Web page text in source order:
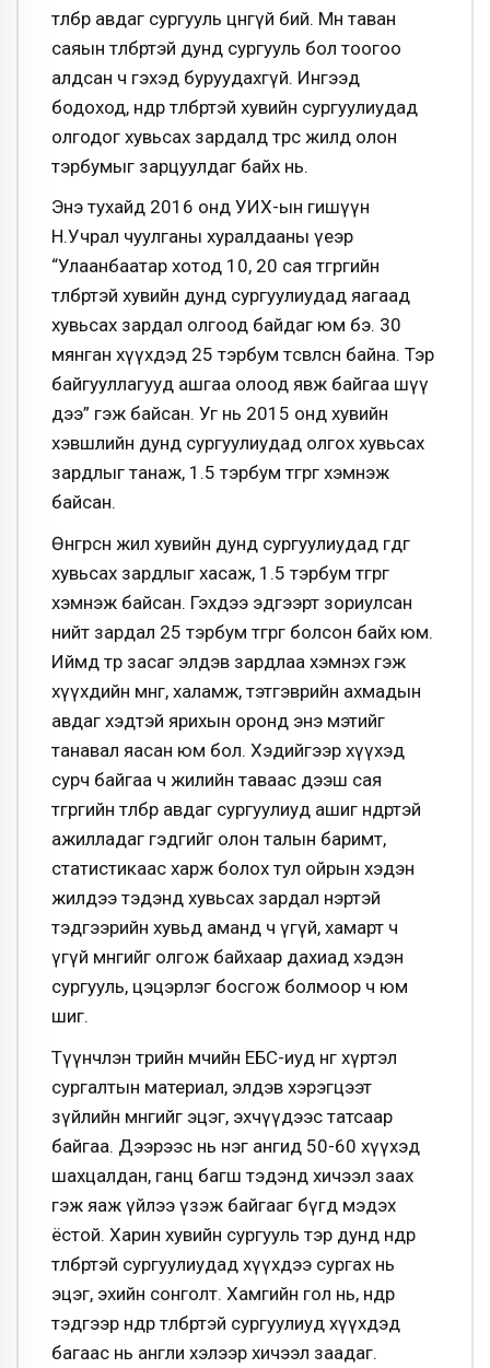
төлбөр авдаг сургууль цөөнгүй бий. Мөн таван
саяын төлбөртэй дунд сургууль бол тоогоо
алдсан ч гэхэд буруудахгүй. Ингээд
бодоход, өндөр төлбөртэй хувийн сургуулиудад
олгодог хувьсах зардалд төрөөс жилд олон
тэрбумыг зарцуулдаг байх нь.
Энэ тухайд 2016 онд УИХ-ын гишүүн
Н.Учрал чуулганы хуралдааны үеэр
“Улаанбаатар хотод 10, 20 сая төгрөгийн
төлбөртэй хувийн дунд сургуулиудад яагаад
хувьсах зардал олгоод байдаг юм бэ. 30
мянган хүүхдэд 25 тэрбум төсөвлөсөн байна. Тэр
байгууллагууд ашгаа олоод явж байгаа шүү
дээ” гэж байсан. Уг нь 2015 онд хувийн
хэвшлийн дунд сургуулиудад олгох хувьсах
зардлыг танаж, 1.5 тэрбум төгрөг хэмнэж
байсан.
Өнгөрсөн жил хувийн дунд сургуулиудад өгдөг
хувьсах зардлыг хасаж, 1.5 тэрбум төгрөг
хэмнэж байсан. Гэхдээ эдгээрт зориулсан
нийт зардал 25 тэрбум төгрөг болсон байх юм.
Иймд төр засаг элдэв зардлаа хэмнэх гэж
хүүхдийн мөнгө, халамж, тэтгэврийн ахмадын
авдаг хэдтэй ярихын оронд энэ мэтийг
танавал яасан юм бол. Хэдийгээр хүүхэд
сурч байгаа ч жилийн таваас дээш сая
төгрөгийн төлбөр авдаг сургуулиуд ашиг өндөртэй
ажилладаг гэдгийг олон талын баримт,
статистикаас харж болох тул ойрын хэдэн
жилдээ тэдэнд хувьсах зардал нэртэй
тэдгээрийн хувьд аманд ч үгүй, хамарт ч
үгүй мөнгийг олгож байхаар дахиад хэдэн
сургууль, цэцэрлэг босгож болмоор ч юм
шиг.
Түүнчлэн төрийн өмчийн ЕБС-иуд өнөөг хүртэл
сургалтын материал, элдэв хэрэгцээт
зүйлийн мөнгийг эцэг, эхчүүдээс татсаар
байгаа. Дээрээс нь нэг ангид 50-60 хүүхэд
шахцалдан, ганц багш тэдэнд хичээл заах
гэж яаж үйлээ үзэж байгааг бүгд мэдэх
ёстой. Харин хувийн сургууль тэр дундөө өндөр
төлбөртэй сургуулиудад хүүхдээ сургах нь
эцэг, эхийн сонголт. Хамгийн гол нь, өнөөдөр
тэдгээр өндөр төлбөртэй сургуулиуд хүүхдэд
багаас нь англи хэлээр хичээл заадаг.